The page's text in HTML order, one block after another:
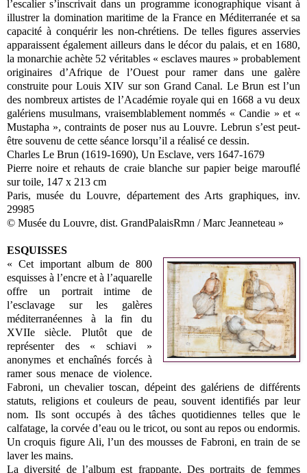
l’escalier s’inscrivait dans un programme iconographique visant à
illustrer la domination maritime de la France en Méditerranée et sa
capacité à conquérir les non-chrétiens. De telles figures asservies
apparaissent également ailleurs dans le décor du palais, et en 1680,
la monarchie achète 52 véritables « esclaves maures » probablement
originaires d’Afrique de l’Ouest pour ramer dans une galère
construite pour Louis XIV sur son Grand Canal. Le Brun est l’un
des nombreux artistes de l’Académie royale qui en 1668 a vu deux
galériens musulmans, vraisemblablement nommés « Candie » et «
Mustapha », contraints de poser nus au Louvre. Lebrun s’est peut-
être souvenu de cette séance lorsqu’il a réalisé ce dessin.
Charles Le Brun (1619-1690), Un Esclave, vers 1647-1679
Pierre noire et rehauts de craie blanche sur papier beige marouflé
sur toile, 147 x 213 cm
Paris, musée du Louvre, département des Arts graphiques, inv.
29985
© Musée du Louvre, dist. GrandPalaisRmn / Marc Jeanneteau »
ESQUISSES
« Cet important album de 800
esquisses à l’encre et à l’aquarelle
offre un portrait intime de
l’esclavage sur les galères
méditerranéennes à la fin du
XVIIe siècle. Plutôt que de
représenter des « schiavi »
anonymes et enchaînés forcés à
ramer sous menace de violence.
Fabroni, un chevalier toscan, dépeint des galériens de différents
statuts, religions et couleurs de peau, souvent identifiés par leur
nom. Ils sont occupés à des tâches quotidiennes telles que le
calfatage, la corvée d’eau ou le tricot, ou sont au repos ou endormis.
Un croquis figure Ali, l’un des mousses de Fabroni, en train de se
laver les mains.
La diversité de l’album est frappante. Des portraits de femmes